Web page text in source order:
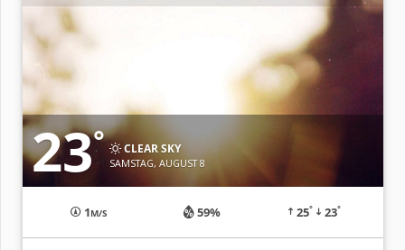
23° CLEAR SKY
SAMSTAG, AUGUST 8
1M/S 59% 25° 23°